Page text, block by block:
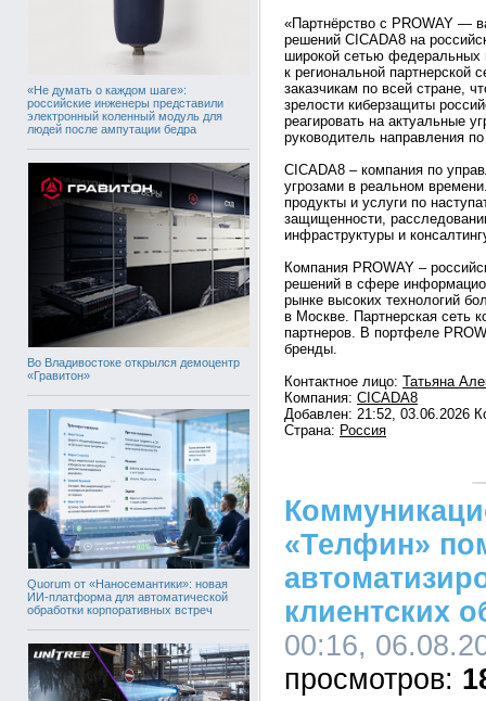
«Не думать о каждом шаге»:
российские инженеры представили
электронный коленный модуль для
людей после ампутации бедра
Во Владивостоке открылся демоцентр
«Гравитон»
Quorum от «Наносемантики»: новая
ИИ-платформа для автоматической
обработки корпоративных встреч
«Партнёрство с PROWAY —
решений CICADA8 на
широкой сетью федеральных
к региональной партнерской
заказчикам по всей стране,
зрелости киберзащиты
реагировать на актуальные
руководитель направления
CICADA8 – компания по
угрозами в реальном
продукты и услуги по
защищенности,
инфраструктуры и
Компания PROWAY –
решений в сфере
рынке высоких технологий
в Москве. Партнерская сеть
партнеров. В портфеле
бренды.
Контактное лицо: Татьяна
Компания: CICADA8
Добавлен: 21:52, 03.06.2026
Страна: Россия
«Телфин»
клиентских
00:16,